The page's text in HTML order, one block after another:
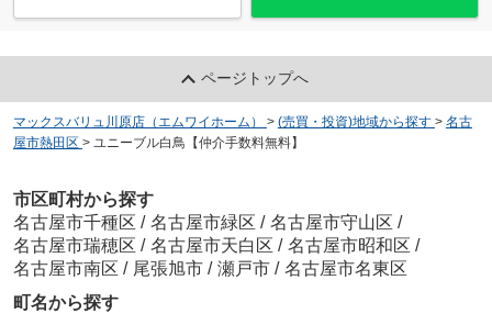
ページトップへ
マックスバリュ川原店（エムワイホーム） > (売買・投資)地域から探す > 名古
屋市熱田区 > ユニーブル白鳥【仲介手数料無料】
市区町村から探す
名古屋市千種区 / 名古屋市緑区 / 名古屋市守山区 /
名古屋市瑞穂区 / 名古屋市天白区 / 名古屋市昭和区 /
名古屋市南区 / 尾張旭市 / 瀬戸市 / 名古屋市名東区
町名から探す